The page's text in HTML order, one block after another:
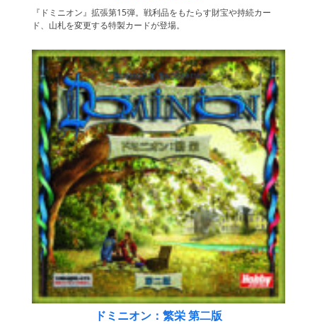
『ドミニオン』拡張第15弾。戦利品をもたらす財宝や持続カー
ド、山札を変更する特製カードが登場。
ドミニオン：繁栄 第二版